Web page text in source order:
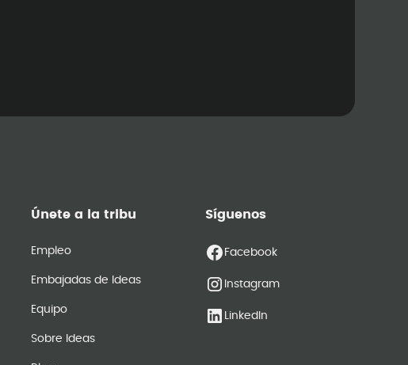
Únete a la tribu
Empleo
Embajadas de Ideas
Equipo
Sobre Ideas
Síguenos
Facebook
Instagram
LinkedIn